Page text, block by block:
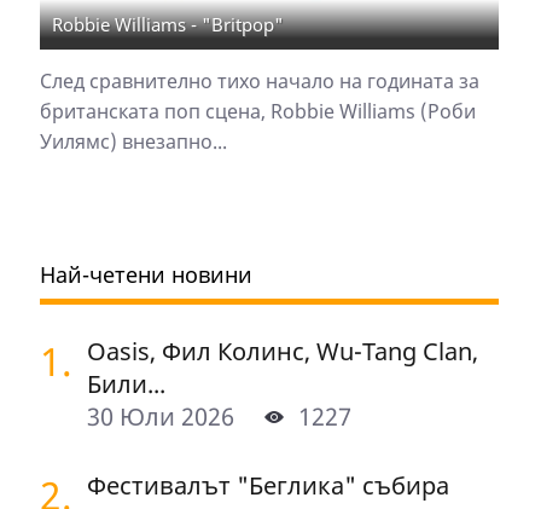
Robbie Williams - "Britpop"
След сравнително тихо начало на годината за
британската поп сцена, Robbie Williams (Роби
Уилямс) внезапно...
Най-четени новини
1. Oasis, Фил Колинс, Wu-Tang Clan,
Били...
30 Юли 2026
1227
2. Фестивалът "Беглика" събира